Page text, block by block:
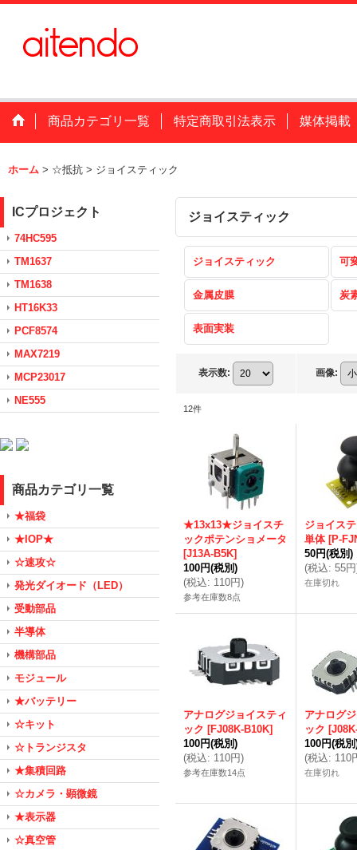
商品カテゴリ一覧 特定商取引法表示 媒体掲載
ホーム > ☆抵抗 > ジョイスティック
ICプロジェクト
74HC595
TM1637
TM1638
HT16K33
PCF8574
MAX7219
MCP23017
NE555
商品カテゴリ一覧
★福袋
★IOP★
☆速攻☆
発光ダイオード（LED）
受動部品
半導体
機構部品
モジュール
★バッテリー
☆キット
☆トランジスタ
★集積回路
☆カメラ・顕微鏡
★表示器
☆真空管
ジョイスティック
ジョイスティック 可
金属皮膜 炭
表面実装
表示数: 画像:
12件
★13x13★ジョイスチ
ックポテンショメータ
[J13A-B5K]
100円(税別)
(税込: 110円)
参考在庫数8点
ジョイス
単体 [P-
50円(税別)
(税込: 55円
在庫切れ
アナログジョイスティ
ック [FJ08K-B10K]
100円(税別)
(税込: 110円)
参考在庫数14点
アナログ
ック [
100円(税別
(税込: 110
在庫切れ